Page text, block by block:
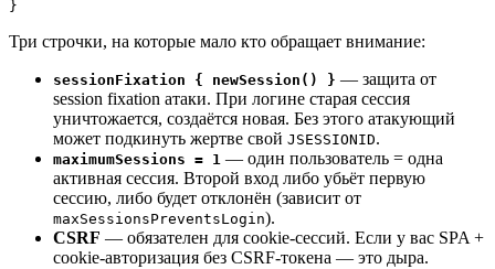
Три строчки, на которые мало кто обращает внимание:
sessionFixation { newSession() } — защита от
session fixation атаки. При логине старая сессия
уничтожается, создаётся новая. Без этого атакующий
может подкинуть жертве свой JSESSIONID.
maximumSessions = 1 — один пользователь = одна
активная сессия. Второй вход либо убьёт первую
сессию, либо будет отклонён (зависит от
maxSessionsPreventsLogin).
CSRF — обязателен для cookie-сессий. Если у вас SPA +
cookie-авторизация без CSRF-токена — это дыра.